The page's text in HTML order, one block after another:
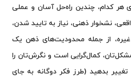
هر کدام، چندین راه‌حل آسان و عملی
نشخوار ذهنی، نیاز به تایید شدن،
غیره، از جمله محدودیت‌های ذهن یک
کمال‌گرایی است و نگرش‌تان را
بدهید (طرز فکر دوگانه به جای